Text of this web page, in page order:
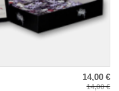
14,00 €
14,00 €